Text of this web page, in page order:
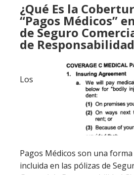
¿Qué Es la
“Pagos Médicos”
de Seguro
de
Los
Pagos Médicos son una
incluida en las pólizas de